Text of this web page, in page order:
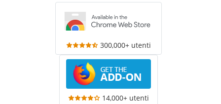
300,000+ utenti
14,000+ utenti